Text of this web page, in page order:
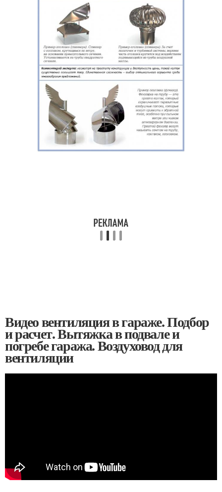
Видео вентиляция в гараже. Подбор
и расчет. Вытяжка в подвале и
погребе гаража. Воздуховод для
вентиляции